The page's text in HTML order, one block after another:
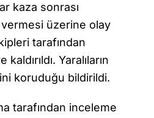
kaza sonrası
üzerine olay
tarafından
Yaralıların
koruduğu bildirildi.
tarafından inceleme